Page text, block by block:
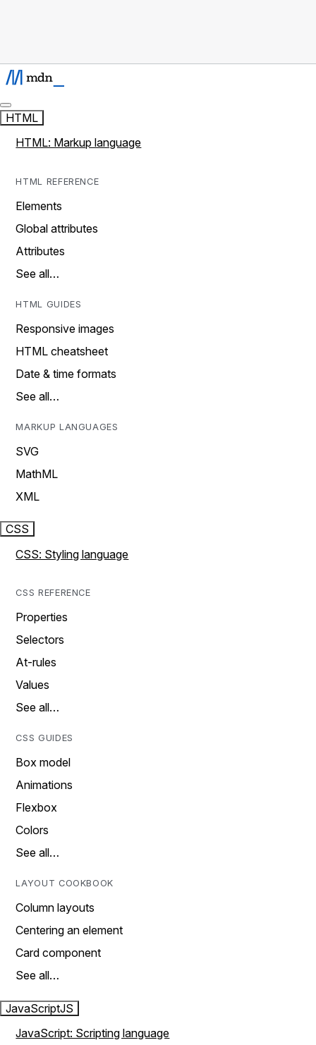
HTML
HTML: Markup language
HTML REFERENCE
Elements
Global attributes
Attributes
See all…
HTML GUIDES
Responsive images
HTML cheatsheet
Date & time formats
See all…
MARKUP LANGUAGES
SVG
MathML
XML
CSS
CSS: Styling language
CSS REFERENCE
Properties
Selectors
At-rules
Values
See all…
CSS GUIDES
Box model
Animations
Flexbox
Colors
See all…
LAYOUT COOKBOOK
Column layouts
Centering an element
Card component
See all…
JavaScriptJS
JavaScript: Scripting language